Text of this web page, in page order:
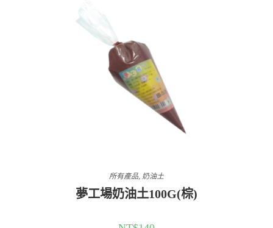
所有產品 奶油土
夢工場奶油土100G(棕)